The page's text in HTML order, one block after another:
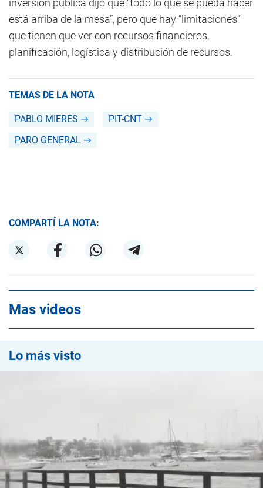
inversión pública dijo que “todo lo que se pueda hacer
está arriba de la mesa”, pero que hay “limitaciones”
que tienen que ver con recursos financieros,
planificación, logística y distribución de recursos.
TEMAS DE LA NOTA
PABLO MIERES
PIT-CNT
PARO GENERAL
COMPARTÍ LA NOTA:
Mas videos
Lo más visto